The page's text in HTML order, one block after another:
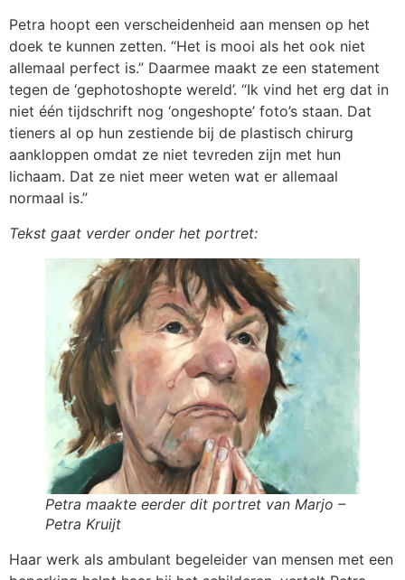
Petra hoopt een verscheidenheid aan mensen op het
doek te kunnen zetten. “Het is mooi als het ook niet
allemaal perfect is.” Daarmee maakt ze een statement
tegen de ‘gephotoshopte wereld’. “Ik vind het erg dat in
niet één tijdschrift nog ‘ongeshopte’ foto’s staan. Dat
tieners al op hun zestiende bij de plastisch chirurg
aankloppen omdat ze niet tevreden zijn met hun
lichaam. Dat ze niet meer weten wat er allemaal
normaal is.”
Tekst gaat verder onder het portret:
Petra maakte eerder dit portret van Marjo –
Petra Kruijt
Haar werk als ambulant begeleider van mensen met een